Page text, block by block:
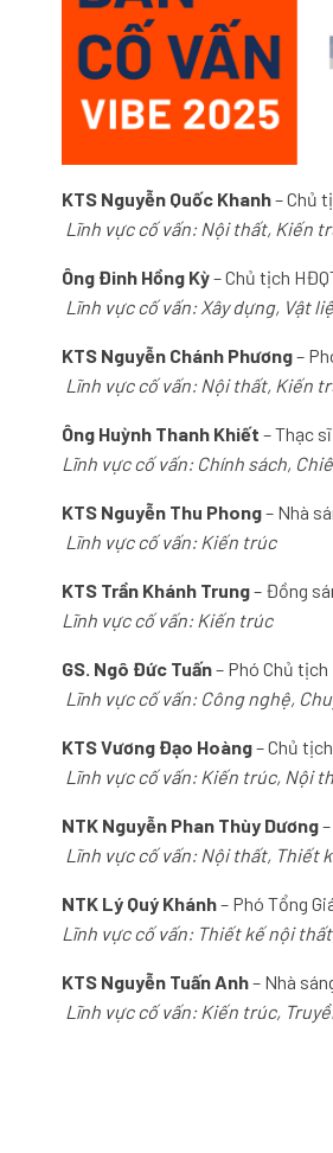
KTS Nguyễn Quốc Khanh– Chủ
Lĩnh vực cố vấn: Nội thất, Kiến
Ông Đinh Hồng Kỳ– Chủ tịch
Lĩnh vực cố vấn: Xây dựng, Vật
KTS Nguyễn Chánh Phương–
Lĩnh vực cố vấn: Nội thất, Kiến
Ông Huỳnh Thanh Khiết – Thạc
Lĩnh vực cố vấn: Chính sách,
KTS Nguyễn Thu Phong– Nhà
Lĩnh vực cố vấn: Kiến trúc
KTS Trần Khánh Trung– Đồng
Lĩnh vực cố vấn: Kiến trúc
GS. Ngô Đức Tuấn– Phó Chủ
Lĩnh vực cố vấn: Công nghệ,
KTS Vương Đạo Hoàng– Chủ
Lĩnh vực cố vấn: Kiến trúc, Nội
NTK Nguyễn Phan Thùy Dương
Lĩnh vực cố vấn: Nội thất, Thiết
NTK Lý Quý Khánh– Phó Tổng
Lĩnh vực cố vấn: Thiết kế nội
KTS Nguyễn Tuấn Anh– Nhà
Lĩnh vực cố vấn: Kiến trúc,